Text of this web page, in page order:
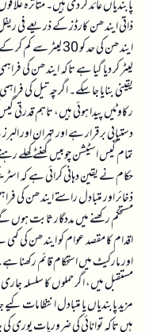
پابندیاں عائد کر دی ہیں۔ متاثرہ
ذاتی ایندھن کارڈز کے ذریعے فی
لیٹر کر دیا گیا ہے تاکہ ایندھن کی
یقینی بنایا جا سکے۔ اگرچہ تیل کی
رکاوٹیں پیدا ہوئی ہیں، تاہم قدرتی
دستیابی برقرار ہے اور تہران اور
تمام گیس اسٹیشن چوبیس گھنٹے کھلے
حکام نے یقین دہانی کرائی ہے کہ
ذخائر اور متبادل راستے ایندھن کی
مستحکم رکھنے میں مددگار ثابت
اقدام کا مقصد عوام کو ایندھن کی کمی
اور مارکیٹ میں استحکام قائم رکھنا
مستقبل میں، اگر حملوں کا سلسلہ جاری
مزید پابندیاں یا متبادل انتظامات کیے
ہیں تاکہ توانائی کی ضروریات پوری کی